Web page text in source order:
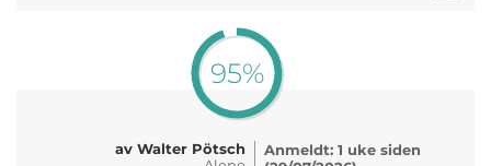
95%
av Walter Pötsch
Anmeldt: 1 uke siden